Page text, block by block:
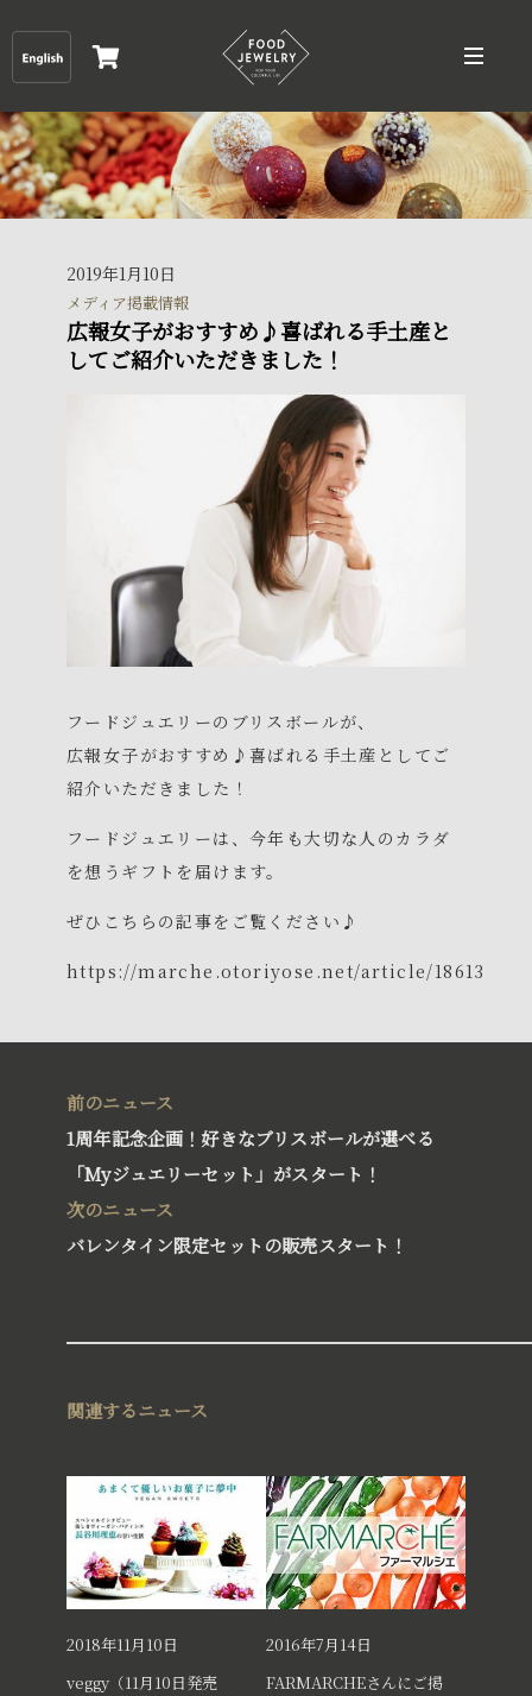
2019年1月10日
メディア掲載情報
広報女子がおすすめ♪喜ばれる手土産と
してご紹介いただきました！
フードジュエリーのブリスボールが、
広報女子がおすすめ♪喜ばれる手土産としてご
紹介いただきました！
フードジュエリーは、今年も大切な人のカラダ
を想うギフトを届けます。
ぜひこちらの記事をご覧ください♪
https://marche.otoriyose.net/article/18613
前のニュース
1周年記念企画！好きなブリスボールが選べる
「Myジュエリーセット」がスタート！
次のニュース
バレンタイン限定セットの販売スタート！
関連するニュース
2018年11月10日
veggy（11月10日発売
2016年7月14日
FARMARCHEさんにご掲